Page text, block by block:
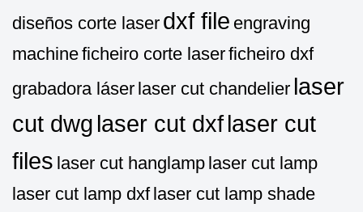
diseños corte laser dxf file engraving
machineficheiro corte laserficheiro dxf
grabadora láser laser cut chandelier laser
cut dwg laser cut dxflaser cut
files laser cut hanglamp laser cut lamp
laser cut lamp dxf laser cut lamp shade